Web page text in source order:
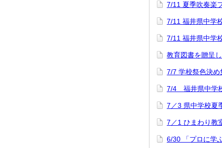
7/11 夏季吹奏楽
7/11 福井県中学
7/11 福井県中学
教育図書を贈呈
7/7 学校祭色決め
7/4 福井県中学
7／3 県中学校
7／1 ひまわり教
6/30 「プロに学